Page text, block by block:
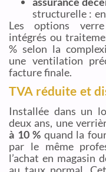
structurelle :
Les options
intégrés ou
% selon la
une ventilation
facture finale.
TVA réduite et
Installée dans un
deux ans, une
à 10 % quand la
par le même
l’achat en magasin